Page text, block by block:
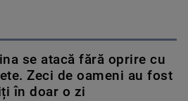
se atacă fără oprire cu
Zeci de oameni au fost
în doar o zi